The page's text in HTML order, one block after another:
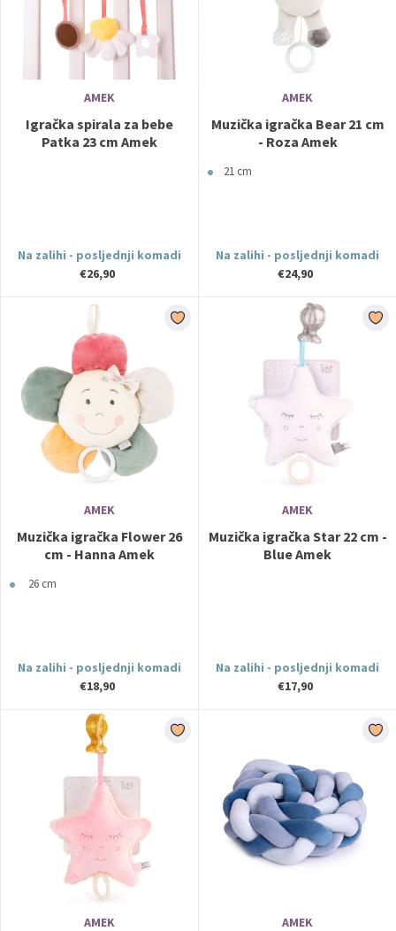
AMEK
Igračka spirala za bebe
Patka 23 cm Amek
Na zalihi - posljednji komadi
€26,90
AMEK
Muzička igračka Bear 21 cm
- Roza Amek
21 cm
Na zalihi - posljednji komadi
€24,90
AMEK
Muzička igračka Flower 26
cm - Hanna Amek
26 cm
Na zalihi - posljednji komadi
€18,90
AMEK
Muzička igračka Star 22 cm -
Blue Amek
Na zalihi - posljednji komadi
€17,90
AMEK AMEK